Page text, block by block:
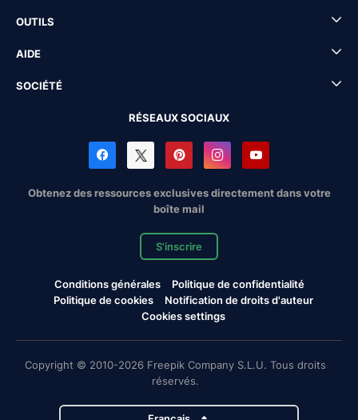
OUTILS
AIDE
SOCIÉTÉ
RÉSEAUX SOCIAUX
Obtenez des ressources exclusives directement dans votre
boîte mail
S'inscrire
Conditions générales
Politique de confidentialité
Politique de cookies
Notification de droits d'auteur
Cookies settings
Copyright © 2010-2026 Freepik Company S.L.U. Tous droits
réservés.